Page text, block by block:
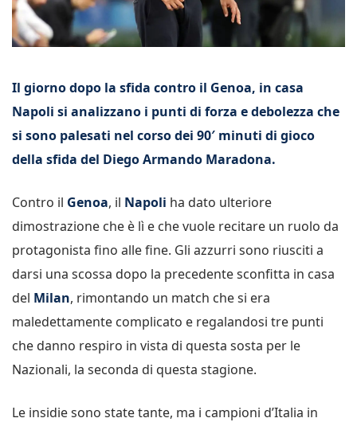
Il giorno dopo la sfida contro il Genoa, in casa
Napoli si analizzano i punti di forza e debolezza che
si sono palesati nel corso dei 90′ minuti di gioco
della sfida del Diego Armando Maradona.
Contro il Genoa, il Napoli ha dato ulteriore
dimostrazione che è lì e che vuole recitare un ruolo da
protagonista fino alle fine. Gli azzurri sono riusciti a
darsi una scossa dopo la precedente sconfitta in casa
del Milan, rimontando un match che si era
maledettamente complicato e regalandosi tre punti
che danno respiro in vista di questa sosta per le
Nazionali, la seconda di questa stagione.
Le insidie sono state tante, ma i campioni d’Italia in